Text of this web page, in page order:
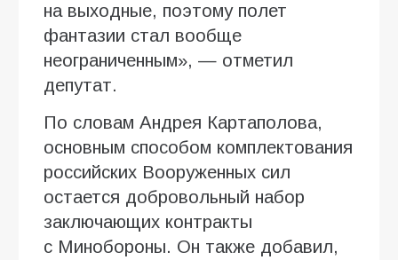
на выходные, поэтому полет
фантазии стал вообще
неограниченным», — отметил
депутат.
По словам Андрея Картаполова,
основным способом комплектования
российских Вооруженных сил
остается добровольный набор
заключающих контракты
с Минобороны. Он также добавил,